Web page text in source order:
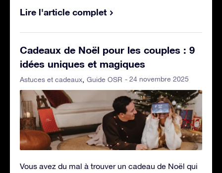
Lire l'article complet
Cadeaux de Noël pour les couples : 9
idées uniques et magiques
Astuces et cadeaux Guide OSR - 24 novembre 2025
Vous avez du mal à trouver un cadeau de Noël qui